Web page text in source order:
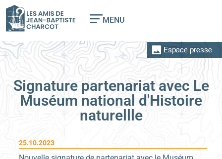
MENU
Espace presse
Signature partenariat avec Le
Muséum national d'Histoire
naturellle
25.10.2023